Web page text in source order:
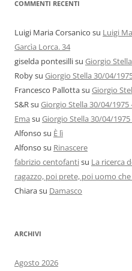
COMMENTI RECENTI
Luigi Maria Corsanico su Luigi
Garcìa Lorca. 34
giselda pontesillisu Giorgio
Robysu Giorgio Stella 30/04/
Francesco Pallottasu Giorgio
S&Rsu Giorgio Stella 30/04/1975
Ema su Giorgio Stella 30/04/
Alfonso su È lì
Alfonso su Rinascere
fabrizio centofantisu La ricerca
ragazzo, poi prete, poi uomo
Chiarasu Damasco
ARCHIVI
Agosto 2026